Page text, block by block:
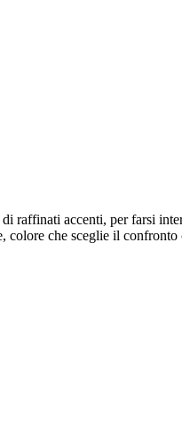
accenti, per farsi
che sceglie il